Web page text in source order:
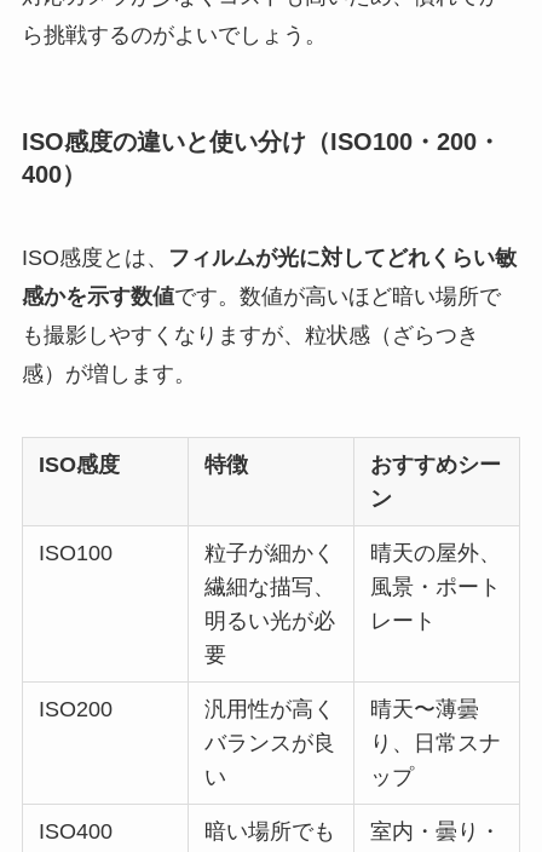
ら挑戦するのがよいでしょう。
ISO感度の違いと使い分け（ISO100・200・
400）
ISO感度とは、
フィルムが光に対してどれくらい敏
感かを示す数値です。数値が高いほど暗い場所で
も撮影しやすくなりますが、粒状感（ざらつき
感）が増します。
ISO感度 特徴
おすすめシー
ン
ISO100
粒子が細かく
繊細な描写、
明るい光が必
要
晴天の屋外、
風景・ポート
レート
ISO200
汎用性が高く
バランスが良
い
晴天〜薄曇
り、日常スナ
ップ
ISO400
暗い場所でも
室内・曇り・